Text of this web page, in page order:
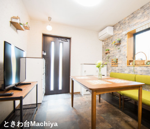
ときわ台Machiya